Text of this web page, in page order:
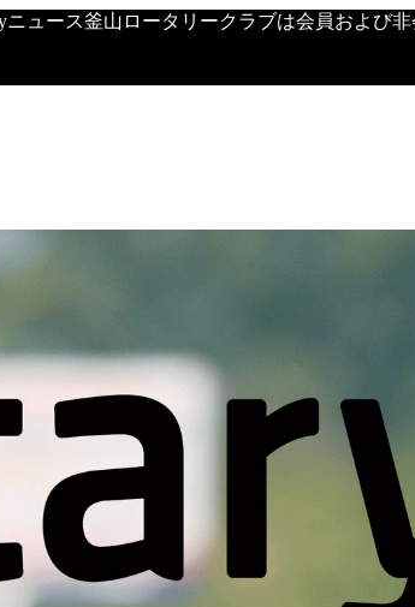
ュース釜山ロータリークラブは会員および